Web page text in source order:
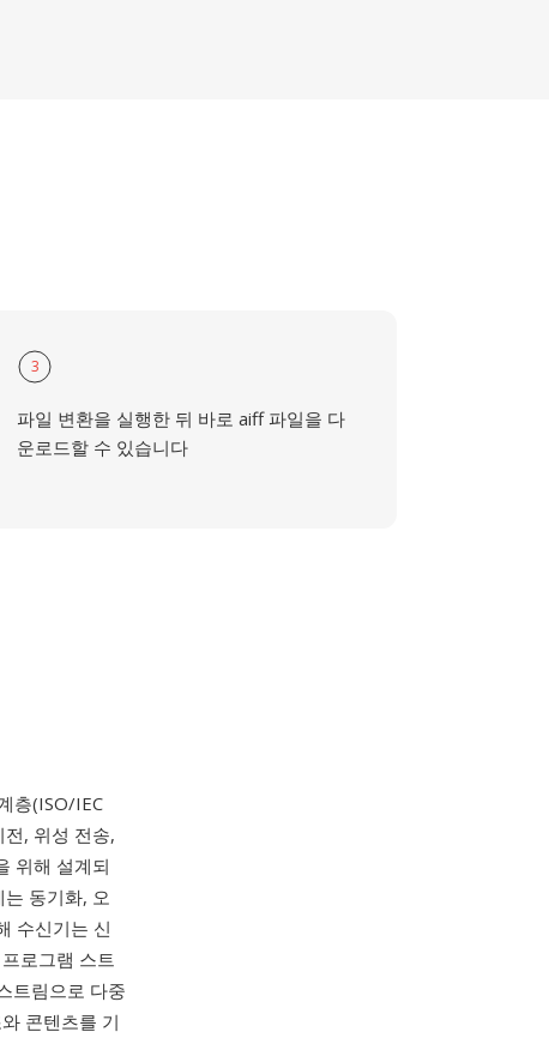
3
파일 변환을 실행한 뒤 바로 aiff 파일을 다
운로드할 수 있습니다
층(ISO/IEC
, 위성 전송,
위해 설계되
동기화, 오
수신기는 신
로그램 스트
트림으로 다중
콘텐츠를 기